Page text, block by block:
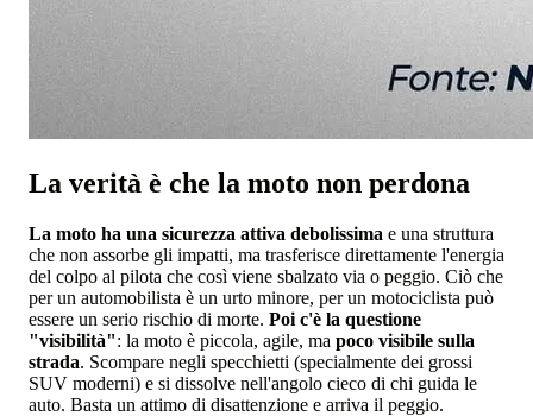
La verità è che la moto non perdona
La moto ha una sicurezza attiva debolissima e una struttura
che non assorbe gli impatti, ma trasferisce direttamente l'energia
del colpo al pilota che così viene sbalzato via o peggio. Ciò che
per un automobilista è un urto minore, per un motociclista può
essere un serio rischio di morte. Poi c'è la questione
"visibilità": la moto è piccola, agile, ma poco visibile sulla
strada. Scompare negli specchietti (specialmente dei grossi
SUV moderni) e si dissolve nell'angolo cieco di chi guida le
auto. Basta un attimo di disattenzione e arriva il peggio.